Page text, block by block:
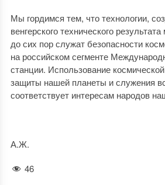
Мы гордимся тем, что технологии,
венгерского технического
до сих пор служат безопасности
на российском сегменте
станции. Использование
защиты нашей планеты и служения
соответствует интересам народов
А.Ж.
46